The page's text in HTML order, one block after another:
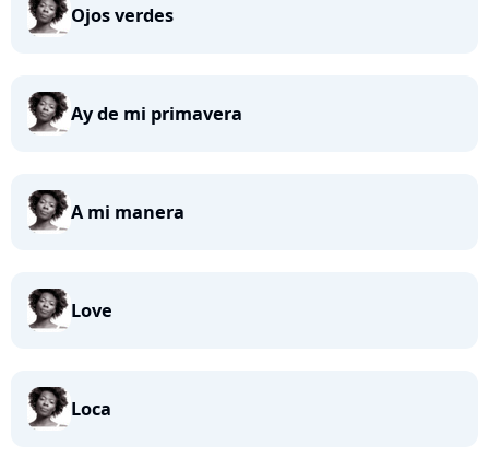
Ojos verdes
Ay de mi primavera
A mi manera
Love
Loca